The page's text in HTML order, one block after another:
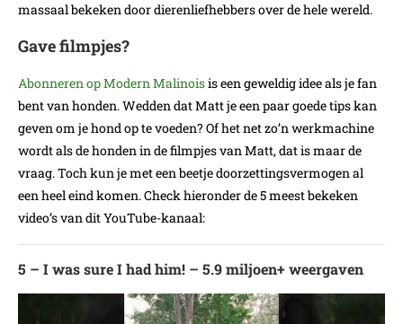
massaal bekeken door dierenliefhebbers over de hele wereld.
Gave filmpjes?
Abonneren op Modern Malinoisis een geweldig idee als je fan
bent van honden. Wedden dat Matt je een paar goede tips kan
geven om je hond op te voeden? Of het net zo’n werkmachine
wordt als de honden in de filmpjes van Matt, dat is maar de
vraag. Toch kun je met een beetje doorzettingsvermogen al
een heel eind komen. Check hieronder de 5 meest bekeken
video’s van dit YouTube-kanaal:
5 – I was sure I had him! – 5.9 miljoen+ weergaven